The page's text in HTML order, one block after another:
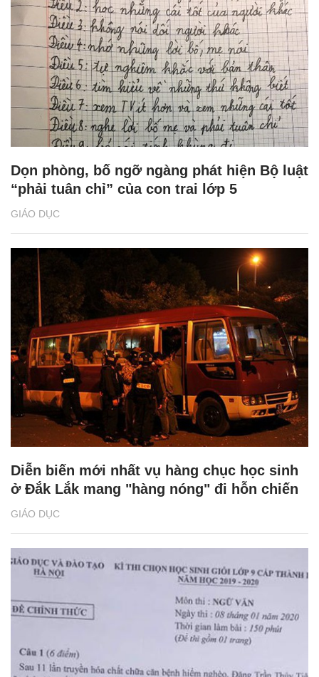
GIÁO DỤC
Dọn phòng, bố ngỡ ngàng phát hiện Bộ luật
“phải tuân chỉ” của con trai lớp 5
GIÁO DỤC
Diễn biến mới nhất vụ hàng chục học sinh
ở Đắk Lắk mang "hàng nóng" đi hỗn chiến